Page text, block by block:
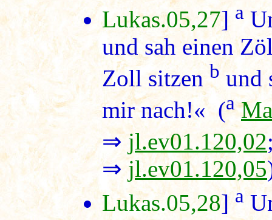
Lukas.05,27] a
und sah einen
Zoll sitzenb und
mir nach!« (a
⇒jl.ev01.120,02
⇒jl.ev01.120,05
Lukas.05,28]a